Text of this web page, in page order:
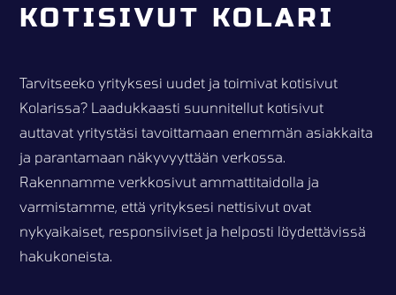
KOTISIVUT KOLARI
Tarvitseeko yrityksesi uudet ja toimivat kotisivut
Kolarissa? Laadukkaasti suunnitellut kotisivut
auttavat yritystäsi tavoittamaan enemmän asiakkaita
ja parantamaan näkyvyyttään verkossa.
Rakennamme verkkosivut ammattitaidolla ja
varmistamme, että yrityksesi nettisivut ovat
nykyaikaiset, responsiiviset ja helposti löydettävissä
hakukoneista.